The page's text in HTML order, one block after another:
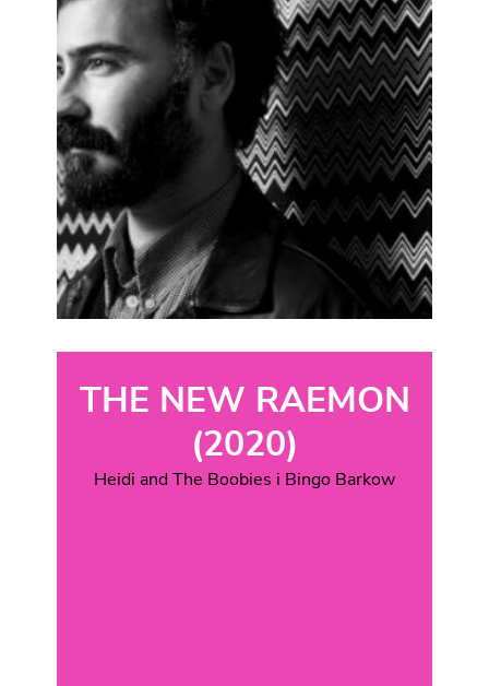
THE NEW RAEMON
(2020)
Heidi and The Boobies i Bingo Barkow